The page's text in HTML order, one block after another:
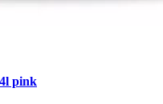
pink